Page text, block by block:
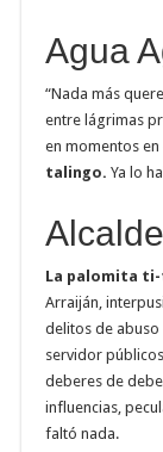
Agua
“Nada más
entre lágrimas
en momentos
talingo.Ya lo
La palomita
Arraiján,
delitos de
servidor
deberes de
influencias,
faltó nada.